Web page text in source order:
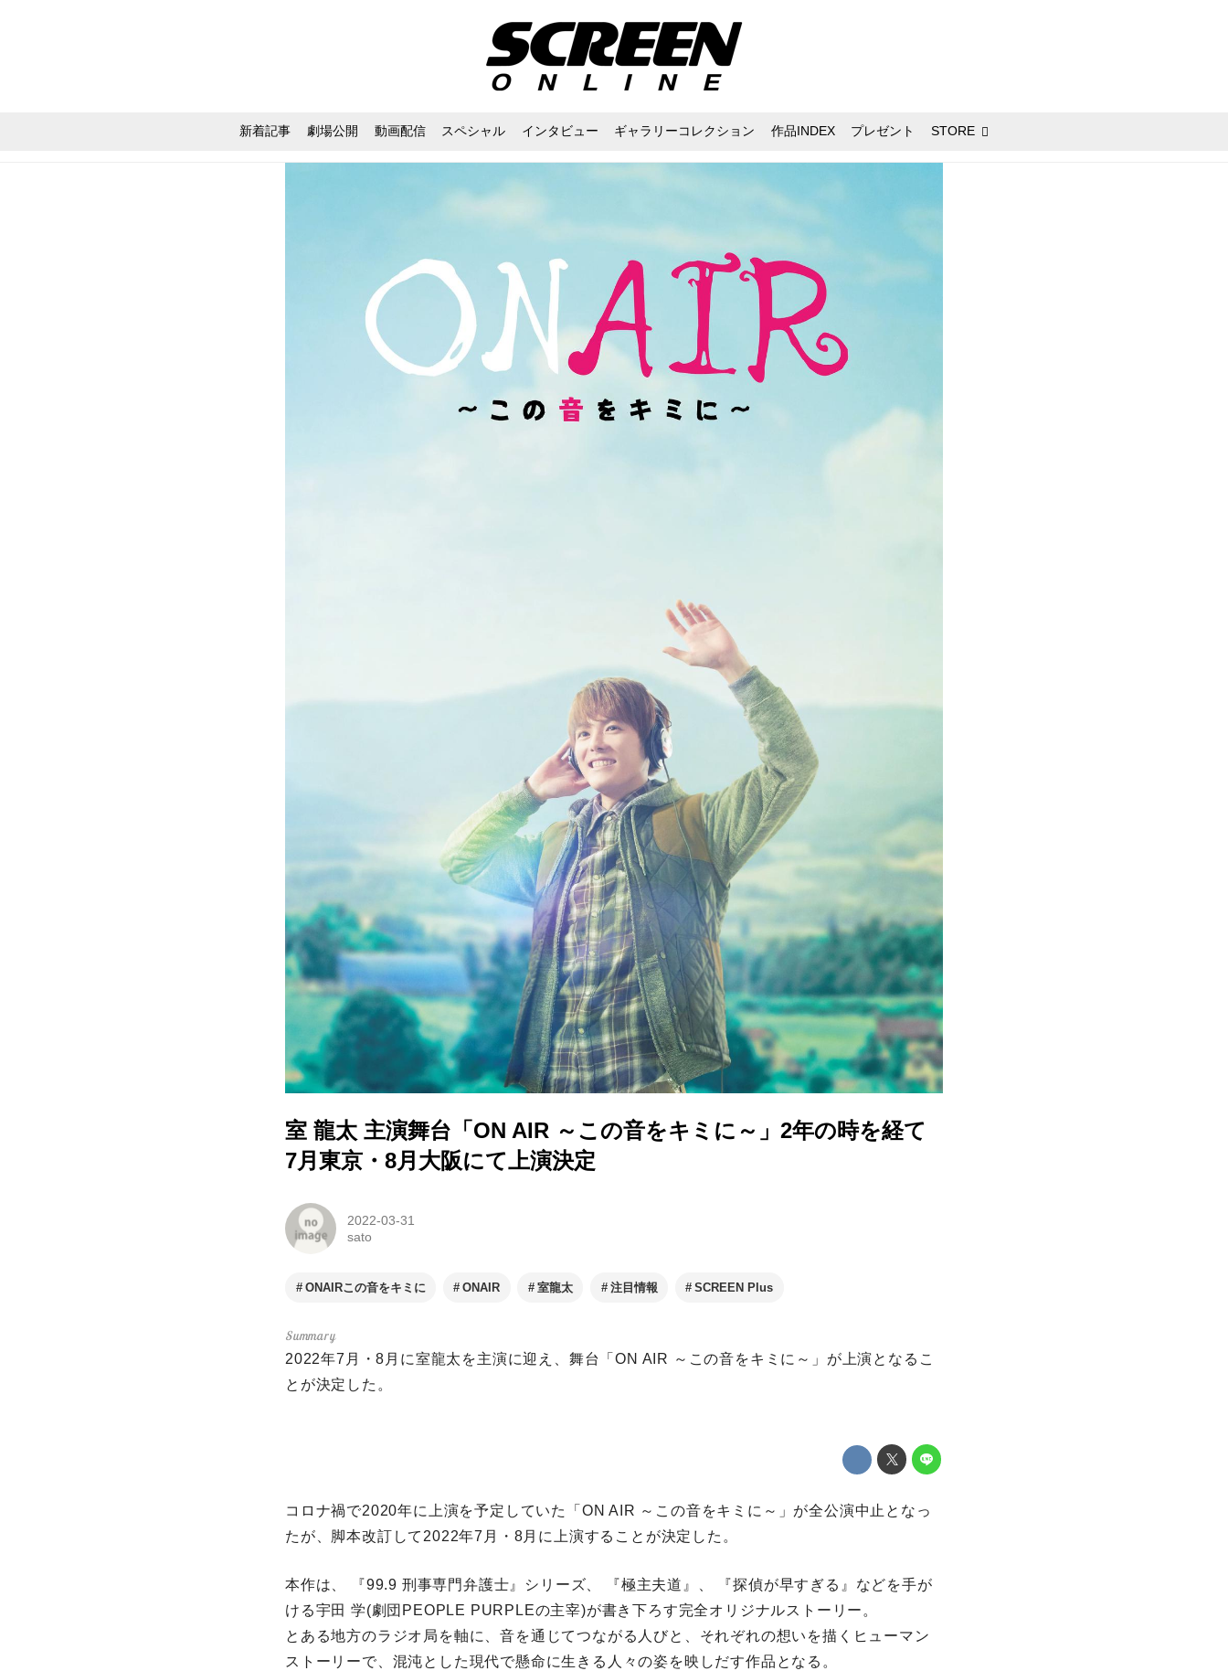
新着記事 劇場公開 動画配信 スペシャル インタビュー ギャラリーコレクション 作品INDEX プレゼント STORE
室 龍太 主演舞台「ON AIR ～この音をキミに～」2年の時を経て
7月東京・8月大阪にて上演決定
2022-03-31
sato
ONAIRこの音をキミに ONAIR 室龍太 注目情報 SCREEN Plus
2022年7月・8月に室龍太を主演に迎え、舞台「ON AIR ～この音をキミに～」が上演となるこ
とが決定した。
コロナ禍で2020年に上演を予定していた「ON AIR ～この音をキミに～」が全公演中止となっ
たが、脚本改訂して2022年7月・8月に上演することが決定した。
本作は、 『99.9 刑事専門弁護士』シリーズ、 『極主夫道』、 『探偵が早すぎる』などを手が
ける宇田 学(劇団PEOPLE PURPLEの主宰)が書き下ろす完全オリジナルストーリー。
とある地方のラジオ局を軸に、音を通じてつながる人びと、それぞれの想いを描くヒューマン
ストーリーで、混沌とした現代で懸命に生きる人々の姿を映しだす作品となる。